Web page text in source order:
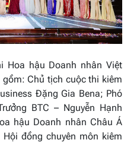
Hoa hậu Doanh nhân Việt
gồm: Chủ tịch cuộc thi kiêm
Đặng Gia Bena; Phó
BTC – Nguyễn Hạnh
hậu Doanh nhân Châu Á
đồng chuyên môn kiêm